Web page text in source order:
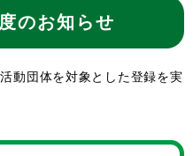
のお知らせ
動団体を対象とした登録を実